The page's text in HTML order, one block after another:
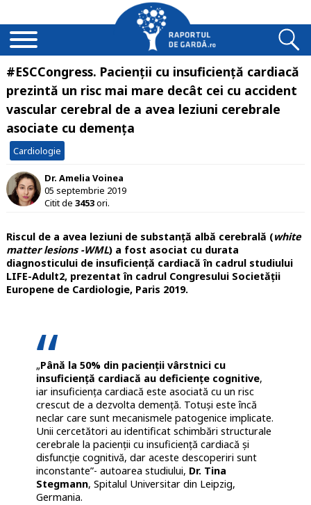
#ESCCongress. Pacienții cu insuficiență cardiacă
prezintă un risc mai mare decât cei cu accident
vascular cerebral de a avea leziuni cerebrale
asociate cu demența
Cardiologie
Dr. Amelia Voinea
05 septembrie 2019
Citit de 3453ori.
Riscul de a avea leziuni de substanță albă cerebrală (white
matter lesions -WML) a fost asociat cu durata
diagnosticului de insuficiență cardiacă în cadrul studiului
LIFE-Adult2, prezentat în cadrul Congresului Societății
Europene de Cardiologie, Paris 2019.
„Până la 50% din pacienții vârstnici cu
insuficiență cardiacă au deficiențe cognitive,
iar insuficiența cardiacă este asociată cu un risc
crescut de a dezvolta demență. Totuși este încă
neclar care sunt mecanismele patogenice implicate.
Unii cercetători au identificat schimbări structurale
cerebrale la pacienții cu insuficiență cardiacă și
disfuncție cognitivă, dar aceste descoperiri sunt
inconstante”- autoarea studiului, Dr. Tina
Stegmann, Spitalul Universitar din Leipzig,
Germania.